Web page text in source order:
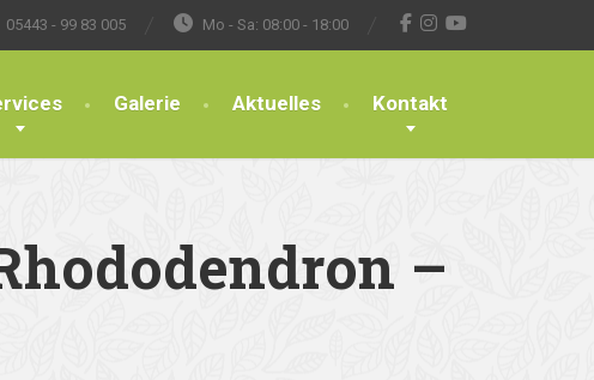
05443 - 99 83 005 Mo - Sa: 08:00 - 18:00
Galerie Aktuelles Kontakt
–